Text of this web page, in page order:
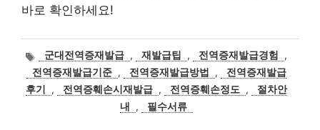
바로 확인하세요!
태
그
군대전역증재발급 , 재발급팁 , 전역증재발급경험
,
전역증재발급기준 , 전역증재발급방법 ,
전역증재발급
후기
, 전역증훼손시재발급 , 전역증훼손정도 ,
절차안
내
, 필수서류